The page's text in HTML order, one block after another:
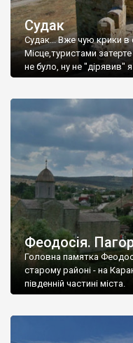
Судак
Судак... Вже чую крики в
Місце,туристами
не було, ну не "дірявив"
Феодосія.
Головна памятка
старому районі - на
південній частині міста.